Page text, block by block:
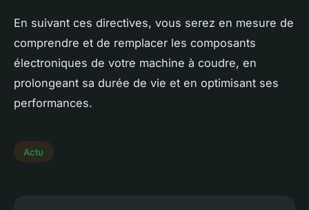
En suivant ces directives, vous serez en mesure de
comprendre et de remplacer les composants
électroniques de votre machine à coudre, en
prolongeant sa durée de vie et en optimisant ses
performances.
Actu